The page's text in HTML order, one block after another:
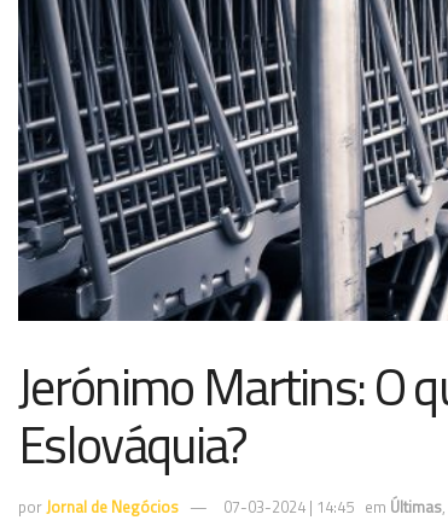
Jerónimo Martins: O
Eslováquia?
porJornal de Negócios 07-03-2024 | 14:45 em Últimas,